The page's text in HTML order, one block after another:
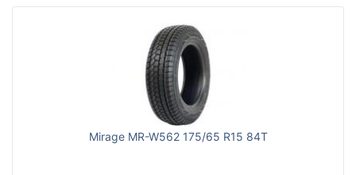
Mirage MR-W562 175/65 R15 84T